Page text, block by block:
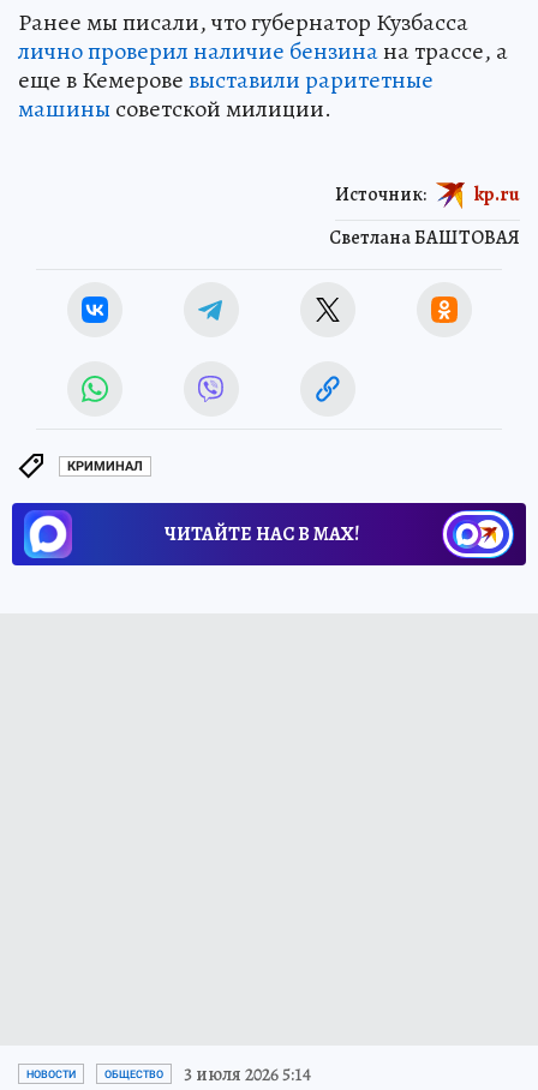
Ранее мы писали, что губернатор Кузбасса
лично проверил наличие бензинана трассе, а
еще в Кемеровевыставили раритетные
машины советской милиции.
Светлана БАШТОВАЯ
Источник: kp.ru
КРИМИНАЛ
ЧИТАЙТЕ НАС В МАХ!
НОВОСТИ ОБЩЕСТВО 3 июля 2026 5:14